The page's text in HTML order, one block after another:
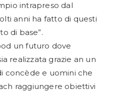
intrapreso dal
anni ha fatto di questi
di base”.
un futuro dove
realizzata grazie an un
concède e uomini che
raggiungere obiettivi